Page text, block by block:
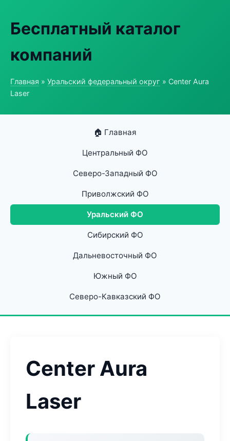
Бесплатный каталог
компаний
Главная » Уральский федеральный округ » Center Aura
Laser
🏠 Главная
Центральный ФО
Северо-Западный ФО
Приволжский ФО
Уральский ФО
Сибирский ФО
Дальневосточный ФО
Южный ФО
Северо-Кавказский ФО
Center Aura
Laser